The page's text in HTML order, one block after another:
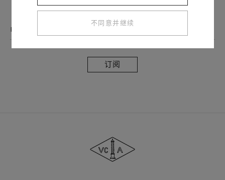
Cleef & Arpels梵克雅宝的最新动态。
电子邮件地址
订
阅
&
Arpels
梵
不同意并继续